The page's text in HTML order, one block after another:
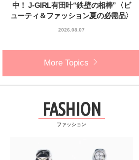
中！ J-GIRL有田叶“鉄壁の相棒”〈ビ
ューティ＆ファッション夏の必需品〉
2026.08.07
More Topics
FASHION
ファッション
【体験レポ】 ニュウマン高輪！
uka新店舗「uka store / Care &
ットも